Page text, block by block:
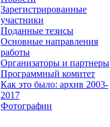
Зарегистрированные
участники
Поданные тезисы
Основные направления
работы
Организаторы и партнеры
Программный комитет
Как это было: архив 2003-
2017
Фотографии